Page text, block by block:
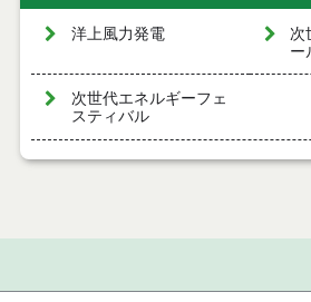
洋上風力発電
次
ー
次世代エネルギーフェ
スティバル